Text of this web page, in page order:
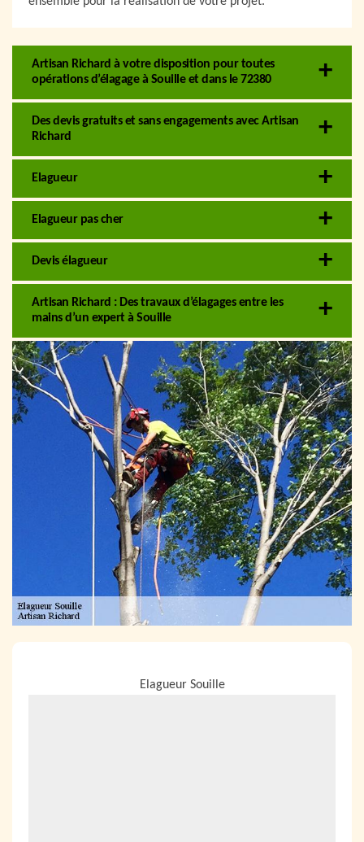
Artisan Richard à votre disposition pour toutes
opérations d’élagage à Souille et dans le 72380
Des devis gratuits et sans engagements avec Artisan
Richard
Elagueur
Elagueur pas cher
Devis élagueur
Artisan Richard : Des travaux d’élagages entre les
mains d’un expert à Souille
Elagueur Souille